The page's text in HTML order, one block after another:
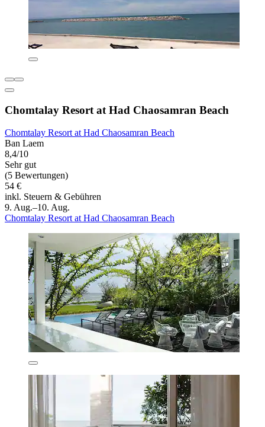
Chomtalay Resort at Had Chaosamran Beach
Chomtalay Resort at Had Chaosamran Beach
Ban Laem
8,4/10
Sehr gut
(5 Bewertungen)
54 €
inkl. Steuern & Gebühren
9. Aug.–10. Aug.
Chomtalay Resort at Had Chaosamran Beach